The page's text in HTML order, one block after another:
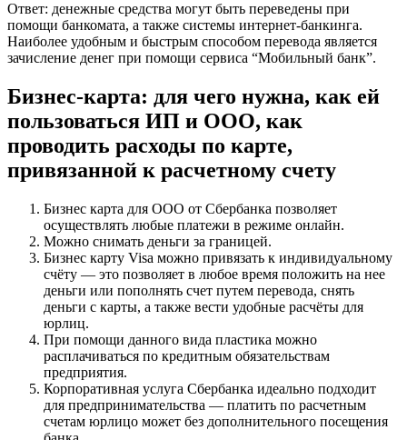
Ответ: денежные средства могут быть переведены при
помощи банкомата, а также системы интернет-банкинга.
Наиболее удобным и быстрым способом перевода является
зачисление денег при помощи сервиса “Мобильный банк”.
Бизнес-карта: для чего нужна, как ей
пользоваться ИП и ООО, как
проводить расходы по карте,
привязанной к расчетному счету
Бизнес карта для ООО от Сбербанка позволяет
осуществлять любые платежи в режиме онлайн.
Можно снимать деньги за границей.
Бизнес карту Visa можно привязать к индивидуальному
счёту — это позволяет в любое время положить на нее
деньги или пополнять счет путем перевода, снять
деньги с карты, а также вести удобные расчёты для
юрлиц.
При помощи данного вида пластика можно
расплачиваться по кредитным обязательствам
предприятия.
Корпоративная услуга Сбербанка идеально подходит
для предпринимательства — платить по расчетным
счетам юрлицо может без дополнительного посещения